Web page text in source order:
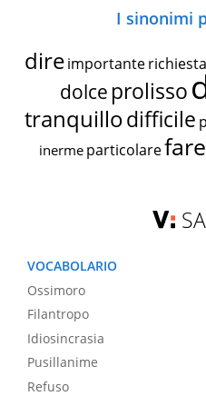
I sinonimi
dire importante richiesta
dolce prolisso
tranquillodifficile
inerme particolarefare
VOCABOLARIO
Ossimoro
Filantropo
Idiosincrasia
Pusillanime
Refuso